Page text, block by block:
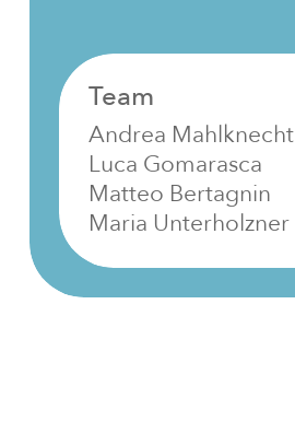
Team
Andrea Mahlknecht
Luca Gomarasca
Matteo Bertagnin
Maria Unterholzner